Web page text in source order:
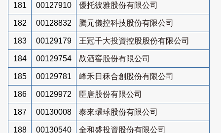
181 00127910 優托彼雅股份有限公司
182 00128832 騰元儀控科技股份有限公司
183 00129179 王冠千大投資控股股份有限公司
184 00129754 镹酒窖股份有限公司
185 00129781 峰禾日秝合創股份有限公司
186 00129972 臣唐股份有限公司
187 00130008 泰來環球股份有限公司
188 00130540 全和盛投資股份有限公司